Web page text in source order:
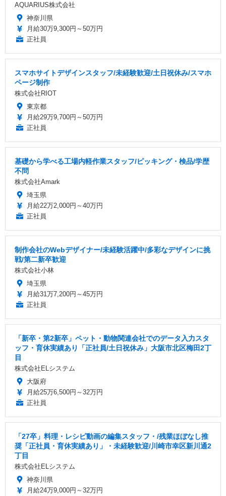
AQUARIUS株式会社
神奈川県
月給30万9,300円～50万円
正社員
スマホサイトデザインスタッフ/未経験歓迎/土日祝休み/スマホ
ページ制作
株式会社RIOT
東京都
月給29万9,700円～50万円
正社員
基礎から学べる工場内軽作業スタッフ/ピッキング・検品/学歴
不問
株式会社Amark
埼玉県
月給22万2,000円～40万円
正社員
制作会社のWebデザイナー/未経験活躍中/多彩なデザインに挑
戦/第二新卒歓迎
株式会社小林
埼玉県
月給31万7,200円～45万円
正社員
「新卒・第2新卒」ペット・動物関連会社でのデータ入力スタ
ッフ・育休実績あり「正社員/土日祝休み」大阪市北区梅田2丁
目
株式会社ELシステム
大阪府
月給25万6,500円～32万円
正社員
「27卒」料理・レシピ動画の編集スタッフ・/残業ほぼなし推
奨「正社員・育休実績あり」・未経験歓迎/川崎市幸区新川通2
丁目
株式会社ELシステム
神奈川県
月給24万9,000円～32万円